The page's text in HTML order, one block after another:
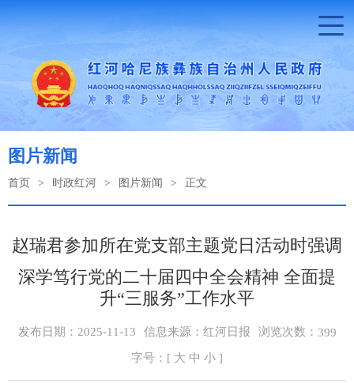
图片新闻
首页 > 时政红河 > 图片新闻 > 正文
赵瑞君参加所在党支部主题党日活动时强调
深学笃行党的二十届四中全会精神 全面提
升“三服务”工作水平
发布日期：2025-11-13 信息来源：红河日报 浏览次数： 399
字号：[ 大 中 小 ]